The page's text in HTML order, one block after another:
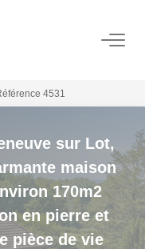
4531
sur Lot,
maison
170m2
en pierre et
pièce de vie